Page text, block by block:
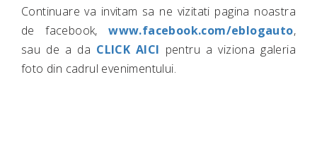
Continuare va invitam sa ne vizitati pagina noastra
de facebook,www.facebook.com/eblogauto,
sau de a da CLICK AICI pentru a viziona galeria
foto din cadrul evenimentului.